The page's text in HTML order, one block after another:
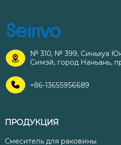

№ 310, № 399, Синьхуа
Симэй, город Наньань,
 +86-13655956689
ПРОДУКЦИЯ
Смеситель для раковины